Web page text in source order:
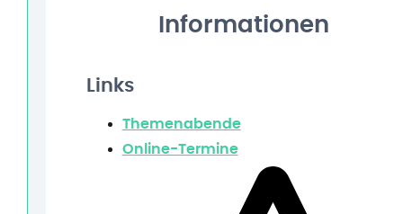
Informationen
Links
Themenabende
Online-Termine